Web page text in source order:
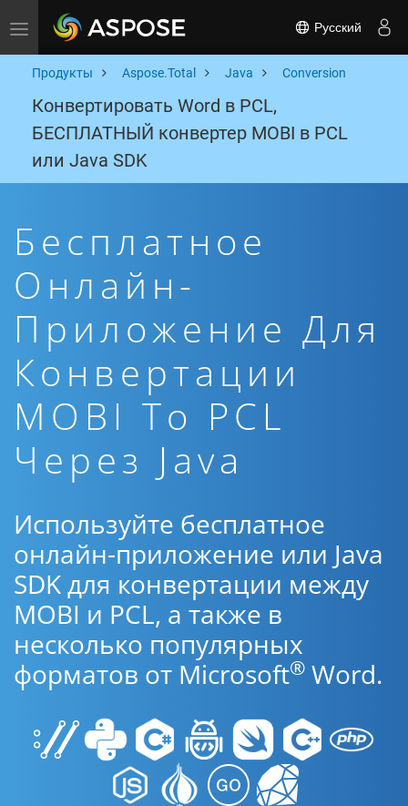
Toggle navigation Русский
Продукты Aspose.Total Java Conversion
Конвертировать Word в PCL,
БЕСПЛАТНЫЙ конвертер MOBI в PCL
или Java SDK
Бесплатное
Онлайн-
Приложение Для
Конвертации
MOBI To PCL
Через Java
Используйте бесплатное
онлайн-приложение или Java
SDK для конвертации между
MOBI и PCL, а также в
несколько популярных
форматов от Microsoft® Word.